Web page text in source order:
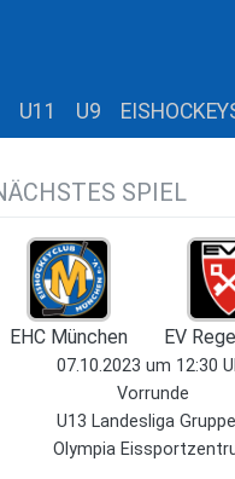
U11 U9
SPIEL
EHC München EV
07.10.2023 um 12:30
Vorrunde
U13 Landesliga
Olympia